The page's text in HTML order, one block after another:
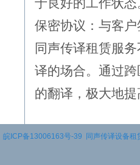
保密协议：与客
同声传译租赁服
译的场合。通过
的翻译，极大地
皖ICP备13006163号-39 同声传译设备租